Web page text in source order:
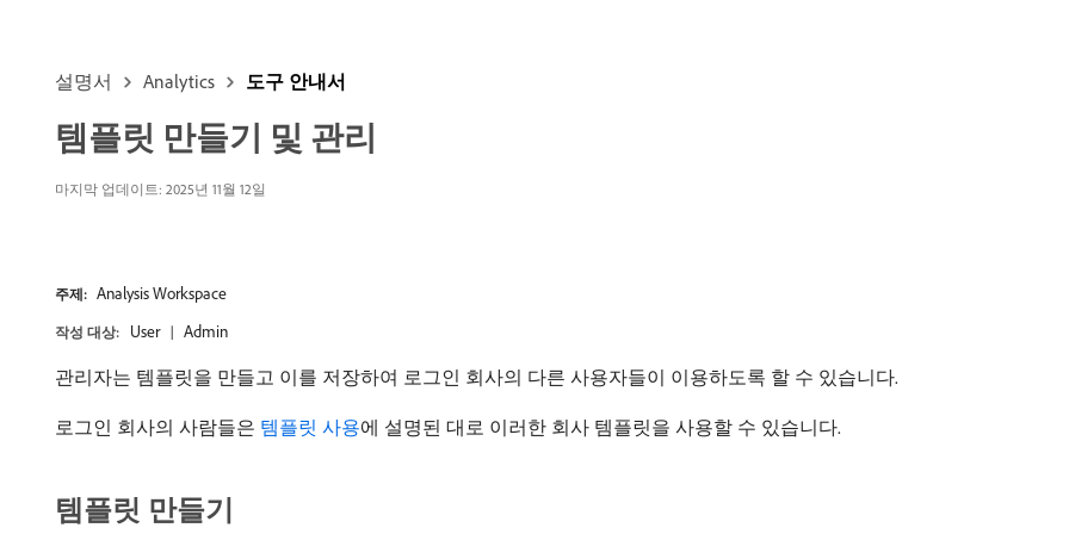
설명서 Analytics 도구 안내서
템플릿 만들기 및 관리
마지막 업데이트: 2025년 11월 12일
주제: Analysis Workspace
작성 대상: User Admin
관리자는 템플릿을 만들고 이를 저장하여 로그인 회사의 다른 사용자들이 이용하도록 할 수 있습니다.
로그인 회사의 사람들은 템플릿 사용에 설명된 대로 이러한 회사 템플릿을 사용할 수 있습니다.
템플릿 만들기